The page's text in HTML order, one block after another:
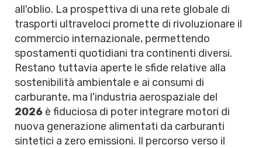
all'oblio. La prospettiva di una rete globale di
trasporti ultraveloci promette di rivoluzionare il
commercio internazionale, permettendo
spostamenti quotidiani tra continenti diversi.
Restano tuttavia aperte le sfide relative alla
sostenibilità ambientale e ai consumi di
carburante, ma l'industria aerospaziale del
2026 è fiduciosa di poter integrare motori di
nuova generazione alimentati da carburanti
sintetici a zero emissioni. Il percorso verso il